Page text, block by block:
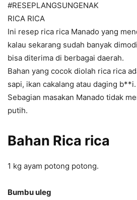
#RESEPLANGSUNGENAK
RICA RICA
Ini resep rica rica Manado yang
kalau sekarang sudah banyak
bisa diterima di berbagai daerah.
Bahan yang cocok diolah rica rica
sapi, ikan cakalang atau daging b**i.
Sebagian masakan Manado tidak
putih.
Bahan Rica rica
1 kg ayam potong potong.
Bumbu uleg